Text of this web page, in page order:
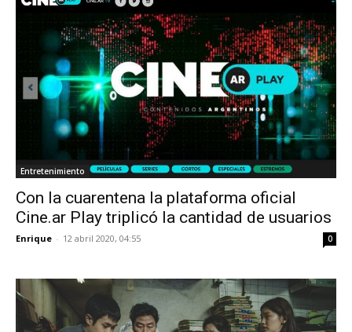
Entretenimiento
Con la cuarentena la plataforma oficial
Cine.ar Play triplicó la cantidad de usuarios
Enrique - 12 abril 2020, 04:55 0